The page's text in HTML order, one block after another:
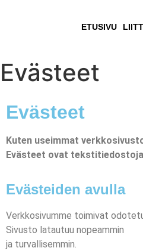
ETUSIVU
Evästeet
Evästeet
Kuten useimmat
Evästeet ovat
Evästeiden avulla
Verkkosivumme toimivat
Sivusto latautuu nopeammin
ja turvallisemmin.